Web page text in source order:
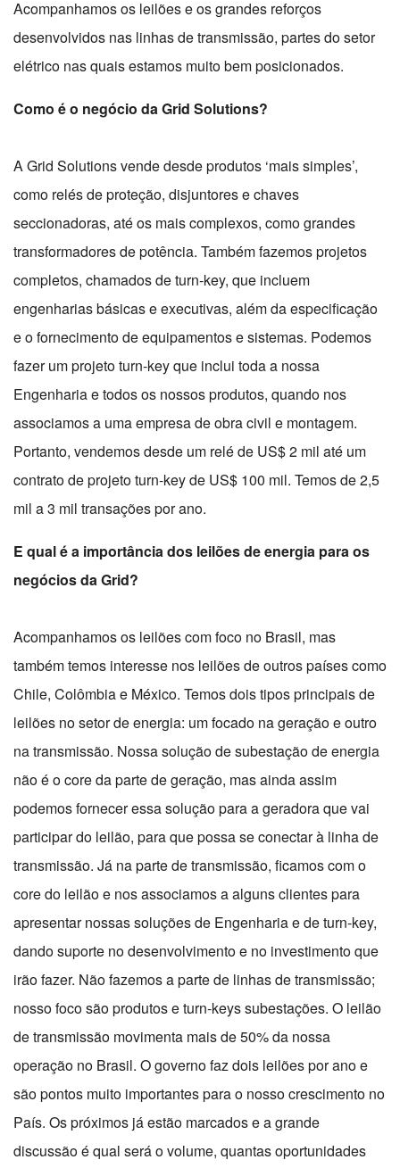
Acompanhamos os leilões e os grandes reforços
desenvolvidos nas linhas de transmissão, partes do setor
elétrico nas quais estamos muito bem posicionados.
Como é o negócio da Grid Solutions?
A Grid Solutions vende desde produtos ‘mais simples’,
como relés de proteção, disjuntores e chaves
seccionadoras, até os mais complexos, como grandes
transformadores de potência. Também fazemos projetos
completos, chamados de turn-key, que incluem
engenharias básicas e executivas, além da especificação
e o fornecimento de equipamentos e sistemas. Podemos
fazer um projeto turn-key que inclui toda a nossa
Engenharia e todos os nossos produtos, quando nos
associamos a uma empresa de obra civil e montagem.
Portanto, vendemos desde um relé de US$ 2 mil até um
contrato de projeto turn-key de US$ 100 mil. Temos de 2,5
mil a 3 mil transações por ano.
E qual é a importância dos leilões de energia para os
negócios da Grid?
Acompanhamos os leilões com foco no Brasil, mas
também temos interesse nos leilões de outros países como
Chile, Colômbia e México. Temos dois tipos principais de
leilões no setor de energia: um focado na geração e outro
na transmissão. Nossa solução de subestação de energia
não é o core da parte de geração, mas ainda assim
podemos fornecer essa solução para a geradora que vai
participar do leilão, para que possa se conectar à linha de
transmissão. Já na parte de transmissão, ficamos com o
core do leilão e nos associamos a alguns clientes para
apresentar nossas soluções de Engenharia e de turn-key,
dando suporte no desenvolvimento e no investimento que
irão fazer. Não fazemos a parte de linhas de transmissão;
nosso foco são produtos e turn-keys subestações. O leilão
de transmissão movimenta mais de 50% da nossa
operação no Brasil. O governo faz dois leilões por ano e
são pontos muito importantes para o nosso crescimento no
País. Os próximos já estão marcados e a grande
discussão é qual será o volume, quantas oportunidades